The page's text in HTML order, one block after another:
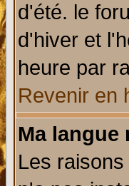
d'été. le
d'hiver et
heure par
Revenir en
Ma langue
Les